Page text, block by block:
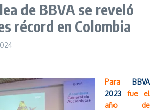
de BBVA se reveló
récord en Colombia
Para BBVA
2023 fue el
año de